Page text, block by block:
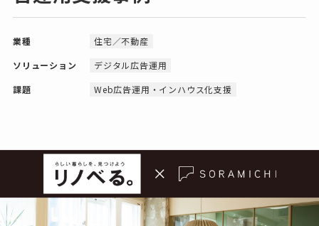
業種 住宅／不動産
ソリューション デジタル広告運用
課題 Web広告運用・インハウス化支援